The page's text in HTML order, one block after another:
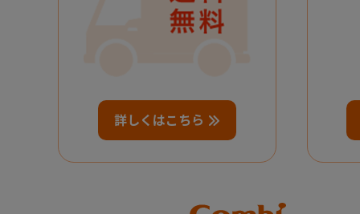
詳しくはこちら
Combi